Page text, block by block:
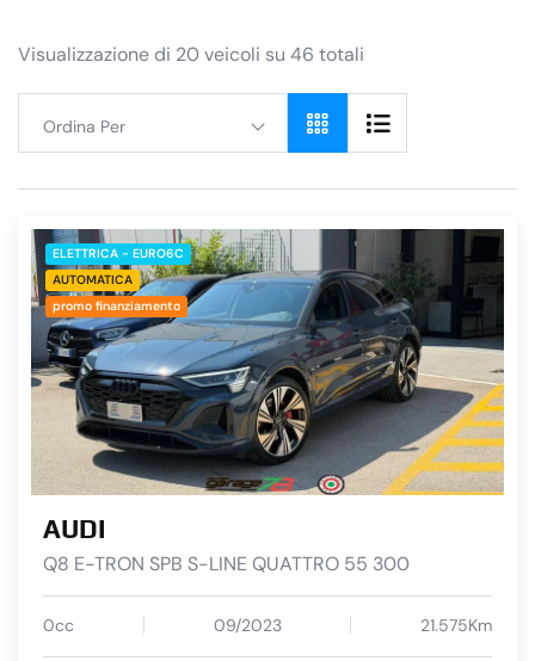
Visualizzazione di 20 veicoli su 46 totali
Ordina Per
ELETTRICA - EURO6C
AUTOMATICA
promo finanziamento
AUDI
Q8 E-TRON SPB S-LINE QUATTRO 55 300
0cc 09/2023 21.575Km